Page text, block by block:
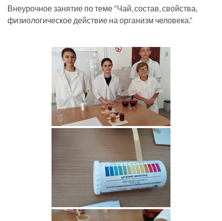
Внеурочное занятие по теме “Чай, состав, свойства,
физиологическое действие на организм человека.”